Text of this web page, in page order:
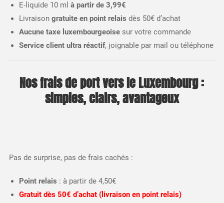
E-liquide 10 ml à partir de 3,99€
Livraison gratuite en point relais dès 50€ d’achat
Aucune taxe luxembourgeoisesur votre commande
Service client ultra réactif, joignable par mail ou téléphone
Nos frais de port vers le Luxembourg :
simples, clairs, avantageux
Pas de surprise, pas de frais cachés :
Point relais : à partir de 4,50€
Gratuit dès 50€ d’achat (livraison en point relais)